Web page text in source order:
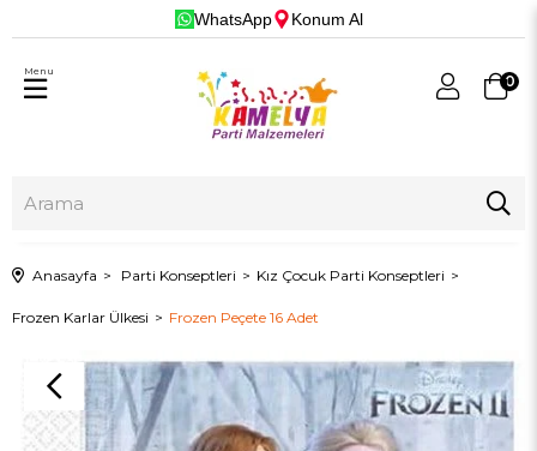
WhatsApp Konum Al
0
Menu
Anasayfa Parti Konseptleri Kız Çocuk Parti Konseptleri
Frozen Karlar Ülkesi Frozen Peçete 16 Adet